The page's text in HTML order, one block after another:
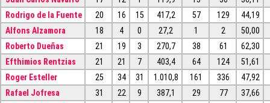
Rodrigo de la Fuente
20 16 15 417,2 57 129
44,19
Alfons Alzamora
18 4 0 27,2 1 2
50,00
Roberto Dueñas
21 19 3 270,7 38 61
62,30
Efthimios Rentzias
21 21 7 403,4 64 124
51,61
Roger Esteller
25 34 31 1.010,8 161 336
47,92
Rafael Jofresa
31 22 9 387,1 29 77 37,66